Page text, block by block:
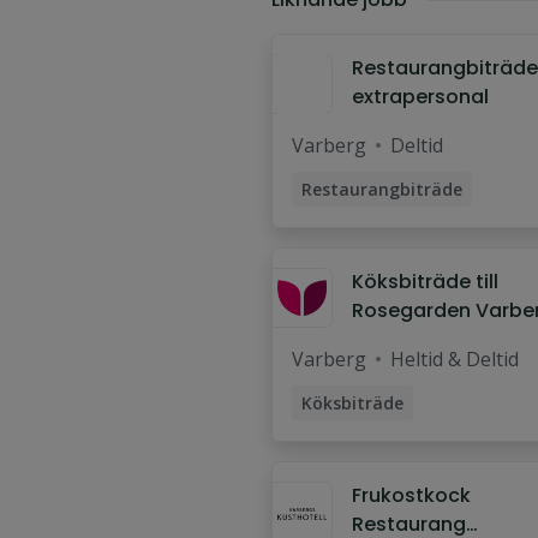
extrapersonal
Varberg Deltid
Restaurangbiträde
Köksbiträde till
Rosegarden
Varberg Heltid & Deltid
Köksbiträde
Frukostkock
Restaurang